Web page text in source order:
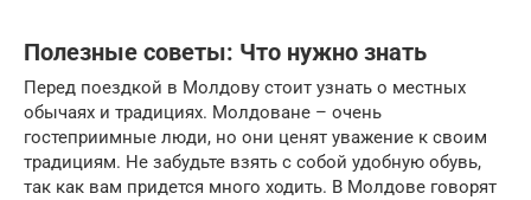
Полезные советы: Что нужно знать
Перед поездкой в Молдову стоит узнать о местных
обычаях и традициях. Молдоване – очень
гостеприимные люди, но они ценят уважение к своим
традициям. Не забудьте взять с собой удобную обувь,
так как вам придется много ходить. В Молдове говорят